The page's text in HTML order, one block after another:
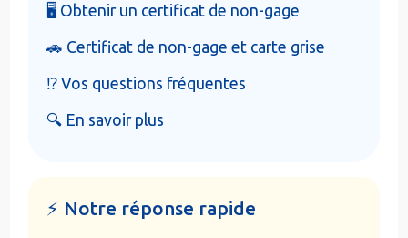
🖥️ Obtenir un certificat de non-gage
🚗 Certificat de non-gage et carte grise
⁉️ Vos questions fréquentes
🔍 En savoir plus
⚡ Notre réponse rapide